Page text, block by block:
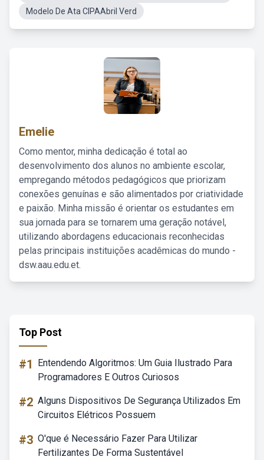
Modelo De Ata CIPAAbril Verd
Emelie
Como mentor, minha dedicação é total ao
desenvolvimento dos alunos no ambiente escolar,
empregando métodos pedagógicos que priorizam
conexões genuínas e são alimentados por criatividade
e paixão. Minha missão é orientar os estudantes em
sua jornada para se tornarem uma geração notável,
utilizando abordagens educacionais reconhecidas
pelas principais instituições acadêmicas do mundo -
dsw.aau.edu.et.
Top Post
#1
Entendendo Algoritmos: Um Guia Ilustrado Para
Programadores E Outros Curiosos
#2 Alguns Dispositivos De Segurança Utilizados Em
Circuitos Elétricos Possuem
#3 O'que é Necessário Fazer Para Utilizar
Fertilizantes De Forma Sustentável